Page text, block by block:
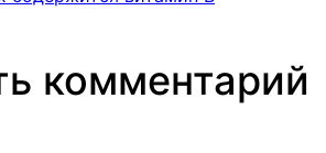
комментарий